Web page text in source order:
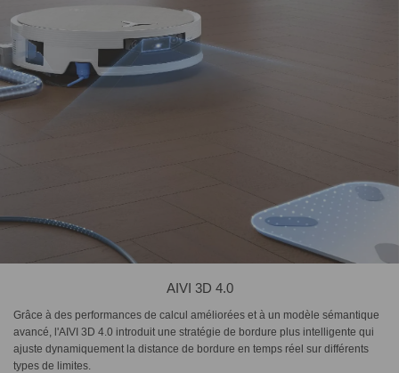
AIVI 3D 4.0
Grâce à des performances de calcul améliorées et à un modèle sémantique
avancé, l'AIVI 3D 4.0 introduit une stratégie de bordure plus intelligente qui
ajuste dynamiquement la distance de bordure en temps réel sur différents
types de limites.